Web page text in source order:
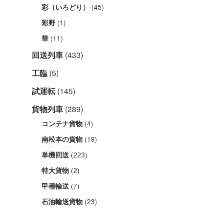
彩（いろどり） (45)
彩野 (1)
華 (11)
回送列車 (433)
工臨 (5)
試運転(145)
貨物列車 (289)
コンテナ貨物 (4)
南松本の貨物 (19)
単機回送 (223)
特大貨物 (2)
甲種輸送 (7)
石油輸送貨物 (23)